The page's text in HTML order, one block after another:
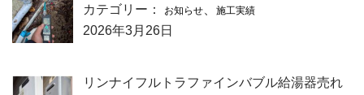
カテゴリー：
お知らせ 施工実績
2026年3月26日
リンナイフルトラファインバブル給湯器売れ